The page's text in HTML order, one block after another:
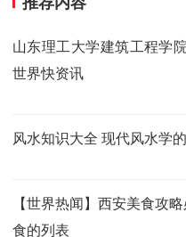
山东理工大学建筑工程学
世界快资讯
风水知识大全 现代风水学
【世界热闻】西安美食攻
食的列表